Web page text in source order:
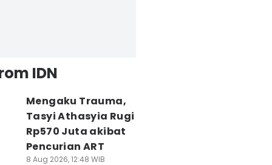
IDN
Mengaku Trauma,
Tasyi Athasyia Rugi
Rp570 Juta akibat
Pencurian ART
8 Aug 2026, 12:48 WIB